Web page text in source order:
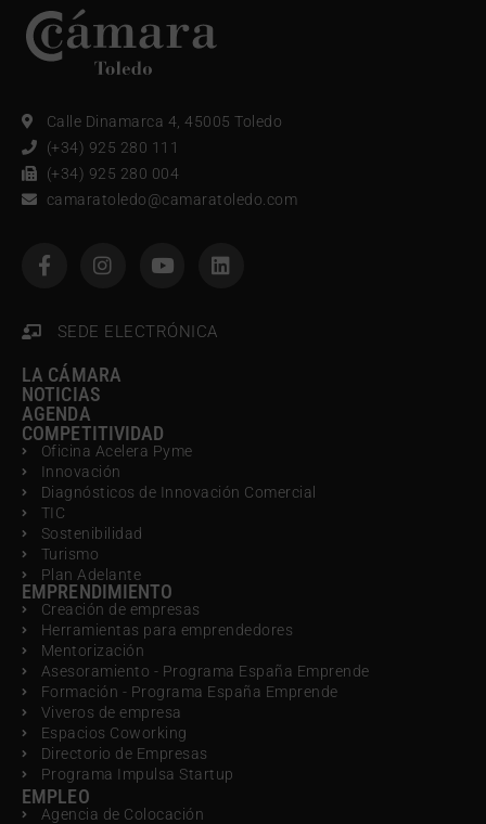
Calle Dinamarca 4, 45005 Toledo
(+34) 925 280 111
(+34) 925 280 004
camaratoledo@camaratoledo.com
SEDE ELECTRÓNICA
LA CÁMARA
NOTICIAS
AGENDA
COMPETITIVIDAD
Oficina Acelera Pyme
Innovación
Diagnósticos de Innovación Comercial
TIC
Sostenibilidad
Turismo
Plan Adelante
EMPRENDIMIENTO
Creación de empresas
Herramientas para emprendedores
Mentorización
Asesoramiento - Programa España Emprende
Formación - Programa España Emprende
Viveros de empresa
Espacios Coworking
Directorio de Empresas
Programa Impulsa Startup
EMPLEO
Agencia de Colocación